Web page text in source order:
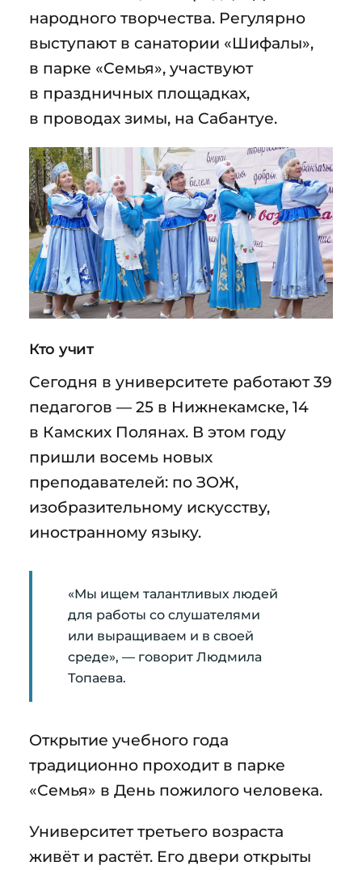
народного творчества. Регулярно
выступают в санатории «Шифалы»,
в парке «Семья», участвуют
в праздничных площадках,
в проводах зимы, на Сабантуе.
Кто учит
Сегодня в университете работают 39
педагогов — 25 в Нижнекамске, 14
в Камских Полянах. В этом году
пришли восемь новых
преподавателей: по ЗОЖ,
изобразительному искусству,
иностранному языку.
«Мы ищем талантливых людей
для работы со слушателями
или выращиваем и в своей
среде», — говорит Людмила
Топаева.
Открытие учебного года
традиционно проходит в парке
«Семья» в День пожилого человека.
Университет третьего возраста
живёт и растёт. Его двери открыты